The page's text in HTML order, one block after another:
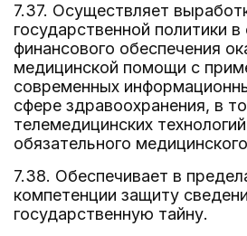
7.37. Осуществляет
государственной политики
финансового обеспечения
медицинской помощи с
современных
сфере здравоохранения, в
телемедицинских
обязательного
7.38. Обеспечивает в
компетенции защиту
государственную тайну.